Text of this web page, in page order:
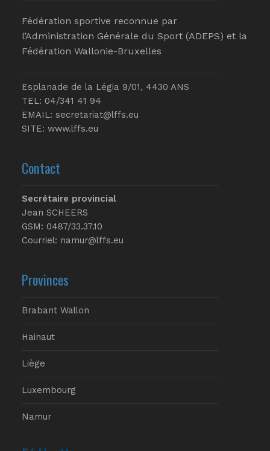
Fédération sportive reconnue par
l’Administration Générale du Sport (ADEPS) et la
Fédération Wallonie-Bruxelles
Esplanade de la Légia 9/01, 4430 ANS
TEL: 04/341 41 94
EMAIL: secretariat@lffs.eu
SITE: www.lffs.eu
Contact
Secrétaire provincial
Jean SCHEERS
GSM: 0487/33.37.10
Courriel: namur@lffs.eu
Provinces
Brabant Wallon
Hainaut
Liège
Luxembourg
Namur